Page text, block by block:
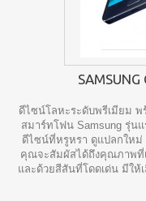
ดีไซน์โลหะระดับพรีเมียม พ
สมาร์ทโฟน Samsung รุ่น
ดีไซน์ที่หรูหรา ดูแปลกใหม่
คุณจะสัมผัสได้ถึงคุณภาพที่
และด้วยสีสันที่โดดเด่น มีให้